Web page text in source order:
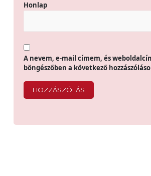
Honlap
A nevem, e-mail címem, és
böngészőben a következő